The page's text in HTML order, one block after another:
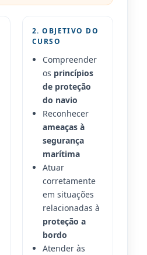
2. OBJETIVO DO
CURSO
Compreender
os princípios
de proteção
do navio
Reconhecer
ameaças à
segurança
marítima
Atuar
corretamente
em situações
relacionadas à
proteção a
bordo
Atender às